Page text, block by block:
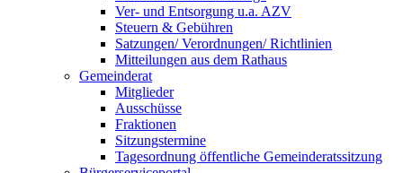
Ver- und Entsorgung u.a. AZV
Steuern & Gebühren
Satzungen/ Verordnungen/ Richtlinien
Mitteilungen aus dem Rathaus
Gemeinderat
Mitglieder
Ausschüsse
Fraktionen
Sitzungstermine
Tagesordnung öffentliche Gemeinderatssitzung